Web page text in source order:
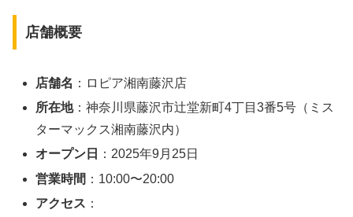
店舗概要
店舗名 ：ロピア湘南藤沢店
所在地：神奈川県藤沢市辻堂新町4丁目3番5号（ミス
ターマックス湘南藤沢内）
オープン日
：2025年9月25日
営業時間 ：10:00〜20:00
アクセス ：